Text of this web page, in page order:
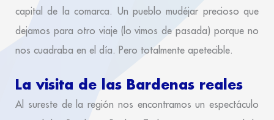
capital de la comarca. Un pueblo mudéjar precioso que
dejamos para otro viaje (lo vimos de pasada) porque no
nos cuadraba en el día. Pero totalmente apetecible.
La visita de las Bardenas reales
Al sureste de la región nos encontramos un espectáculo